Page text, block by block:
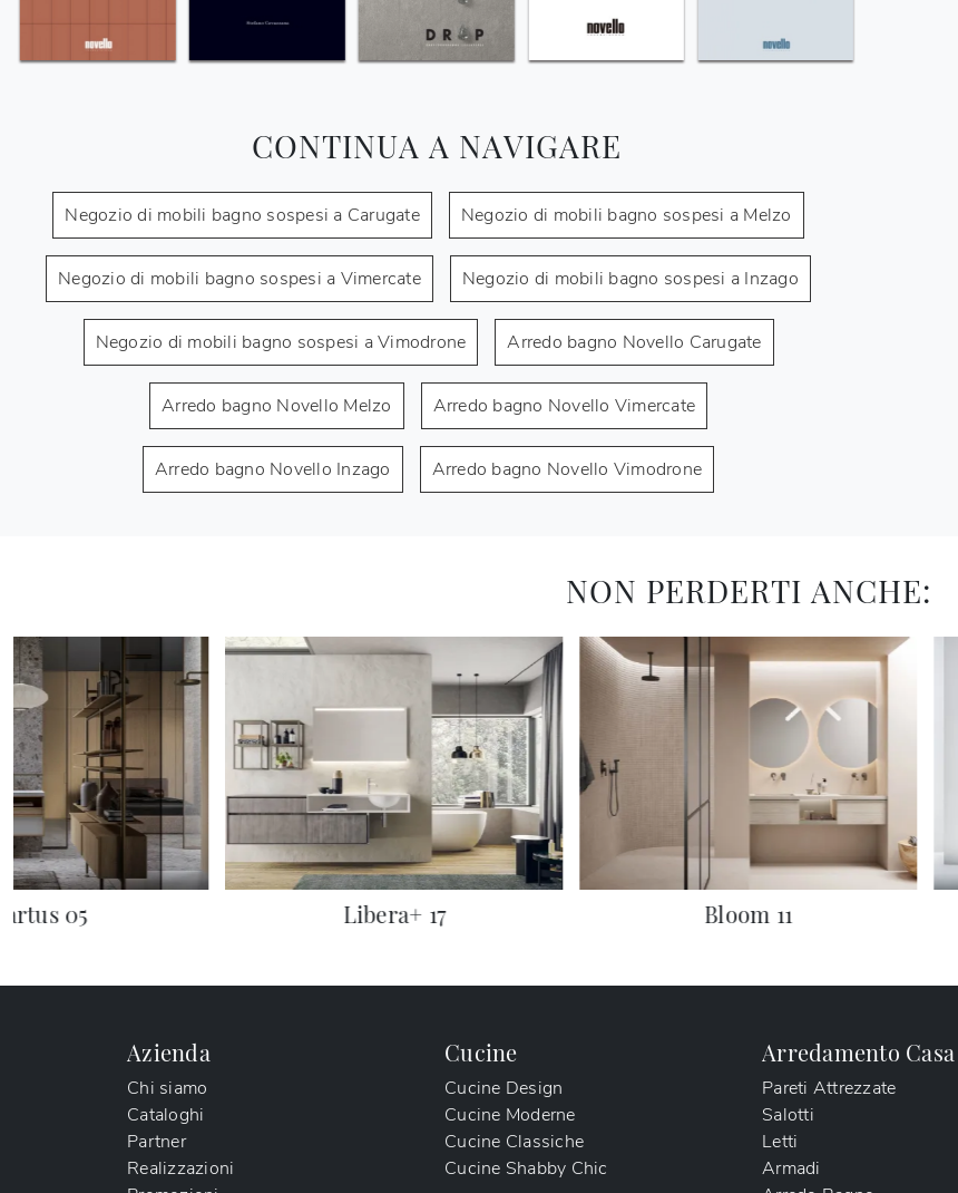
CONTINUA A NAVIGARE
Negozio di mobili bagno sospesi a Carugate Negozio di mobili bagno sospesi a Melzo
Negozio di mobili bagno sospesi a Vimercate Negozio di mobili bagno sospesi a Inzago
Negozio di mobili bagno sospesi a Vimodrone Arredo bagno Novello Carugate
Arredo bagno Novello Melzo Arredo bagno Novello Vimercate
Arredo bagno Novello Inzago Arredo bagno Novello Vimodrone
NON PERDERTI ANCHE:
05 Libera+ 17 Bloom 11
Azienda
Chi siamo
Cataloghi
Partner
Realizzazioni
Cucine
Cucine Design
Cucine Moderne
Cucine Classiche
Cucine Shabby Chic
Arredamento Casa
Pareti Attrezzate
Salotti
Letti
Armadi